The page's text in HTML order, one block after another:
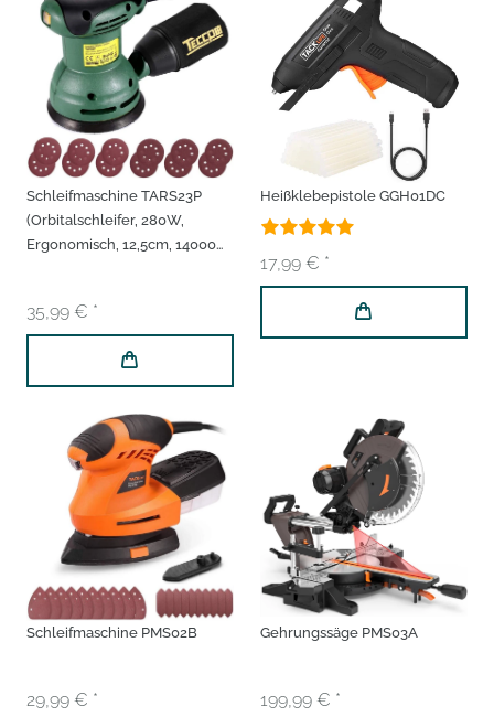
Schleifmaschine TARS23P
(Orbitalschleifer, 280W,
Ergonomisch, 12,5cm, 14000
35,99 € *
Heißklebepistole GGH01DC
17,99 € *
Schleifmaschine PMS02B
29,99 € *
Gehrungssäge PMS03A
199,99 € *